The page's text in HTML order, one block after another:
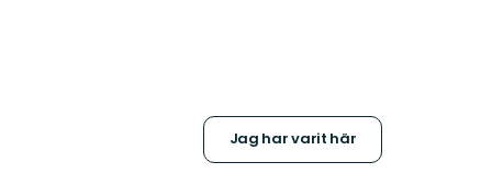
Jag har varit här